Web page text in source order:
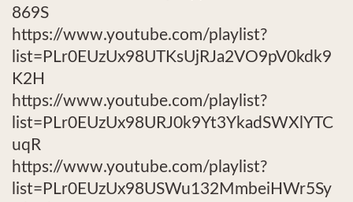
869S
https://www.youtube.com/playlist?
list=PLr0EUzUx98UTKsUjRJa2VO9pV0kdk9
K2H
https://www.youtube.com/playlist?
list=PLr0EUzUx98URJ0k9Yt3YkadSWXlYTC
uqR
https://www.youtube.com/playlist?
list=PLr0EUzUx98USWu132MmbeiHWr5Sy